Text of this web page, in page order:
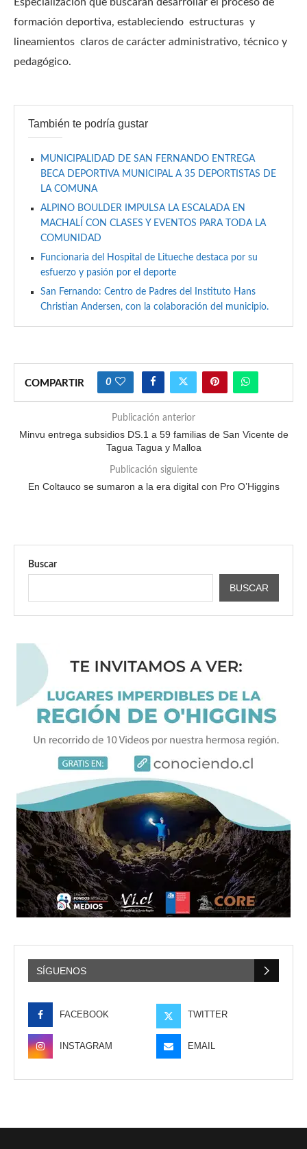
formación deportiva, estableciendo estructuras y
lineamientos claros de carácter administrativo, técnico y
pedagógico.
También te podría gustar
MUNICIPALIDAD DE SAN FERNANDO ENTREGA
BECA DEPORTIVA MUNICIPAL A 35 DEPORTISTAS DE
LA COMUNA
ALPINO BOULDER IMPULSA LA ESCALADA EN
MACHALÍ CON CLASES Y EVENTOS PARA TODA LA
COMUNIDAD
Funcionaria del Hospital de Litueche destaca por su
esfuerzo y pasión por el deporte
San Fernando: Centro de Padres del Instituto Hans
Christian Andersen, con la colaboración del municipio.
COMPARTIR 0
Publicación anterior
Minvu entrega subsidios DS.1 a 59 familias de San Vicente de
Tagua Tagua y Malloa
Publicación siguiente
En Coltauco se sumaron a la era digital con Pro O’Higgins
Buscar
BUSCAR
SÍGUENOS
FACEBOOK TWITTER
INSTAGRAM EMAIL